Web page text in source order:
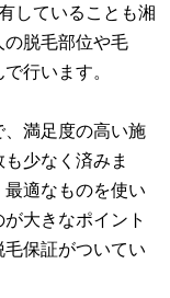
していることも湘
脱毛部位や毛
行います。
満足度の高い施
少なく済みま
適なものを使い
大きなポイント
保証がついてい